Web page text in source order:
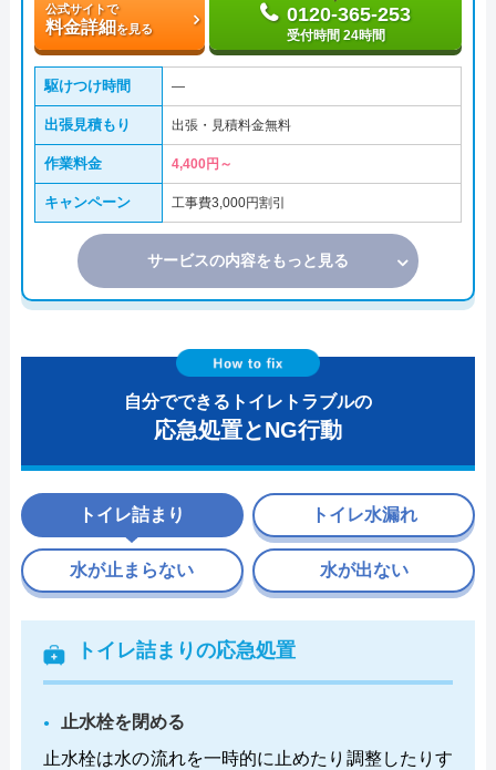
公式サイトで
料金詳細を見る
0120-365-253
受付時間 24時間
駆けつけ時間 ―
出張見積もり 出張・見積料金無料
作業料金 4,400円～
キャンペーン 工事費3,000円割引
サービスの内容をもっと見る
自分でできるトイレトラブルの
応急処置とNG行動
トイレ詰まり
トイレ詰まりの応急処置
止水栓を閉める
止水栓は水の流れを一時的に止めたり調整したりす
トイレ水漏れ
水が止まらない 水が出ない